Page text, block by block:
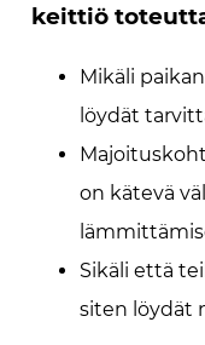
keittiö
Mikäli
löydät
on kätevä
Sikäli että
siten löydät